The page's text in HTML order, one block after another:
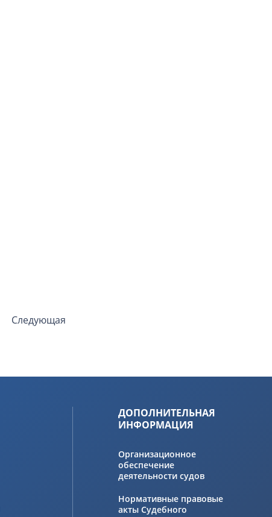
Следующая
ДОПОЛНИТЕЛЬНАЯ
ИНФОРМАЦИЯ
Организационное
обеспечение
деятельности судов
Нормативные правовые
акты Судебного